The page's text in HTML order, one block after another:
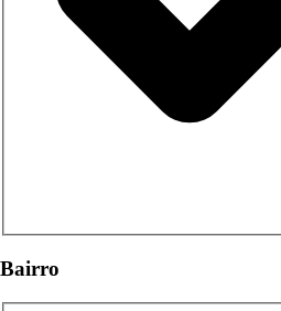
Bairro